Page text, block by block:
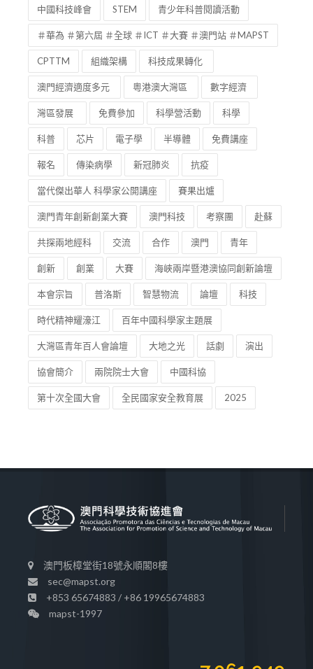
中國科技峰會 STEM 青少年科普閱讀活動
＃華為 ＃第六屆 ＃全球 ＃ICT ＃大賽 ＃澳門站 ＃MAPST
CPTTM 組織架構 科技成果轉化
澳門經濟適度多元 粵港澳大灣區 數字經濟
灣區發展 免費參加 科學營活動 科學
科普 芯片 電子學 半導體 免費講座
報名 傳染病學 新冠肺炎 抗疫
當代傑出華人 科學家公開講座 賽果出爐
澳門青年創新創業大賽 澳門科技 考察團 赴蘇
共探兩地經科 交流 合作 澳門 青年
創新 創業 大賽 海峽兩岸暨港澳協同創新論壇
本會宗旨 普洛斯 智慧物流 論壇 科技
時代精神耀濠江 百年中國科學家主題展
大灣區青年百人會論壇 大地之光 話劇 演出
協會簡介 兩院院士大會 中國科協
第十次全國大會 全民國家安全教育展 2025
澳門板樟堂街18號永順閣8樓
sec@mapst.org
+853 65674883 / +86 19965674883
mapst-1997